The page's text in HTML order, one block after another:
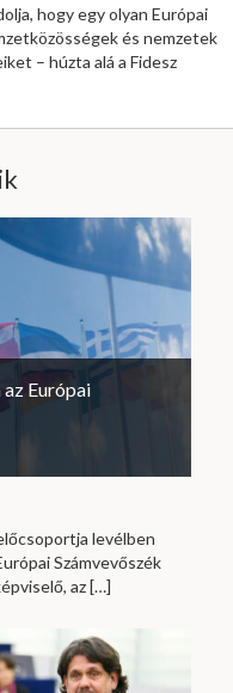
hogy egy olyan Európai
és nemzetek
– húzta alá a Fidesz
Európai
levélben
Számvevőszék
az[…]